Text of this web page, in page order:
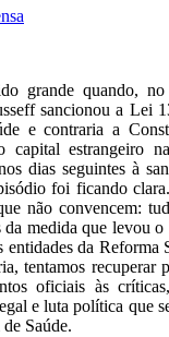
grande quando,
sancionou a Lei
e contraria a
capital estrangeiro
dias seguintes à
foi ficando
não convencem:
da medida que levou
entidades da Reforma
tentamos recuperar
oficiais às
e luta política que
Saúde.